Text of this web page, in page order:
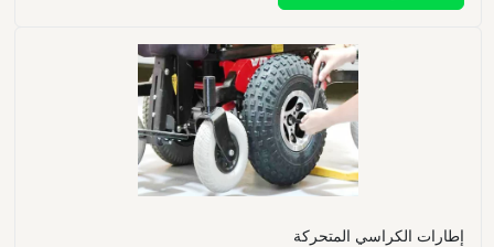
إطارات الكراسي المتحركة